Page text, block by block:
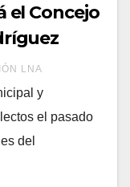
el Concejo
LNA
y
el pasado
del